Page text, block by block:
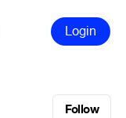
Login
Follow